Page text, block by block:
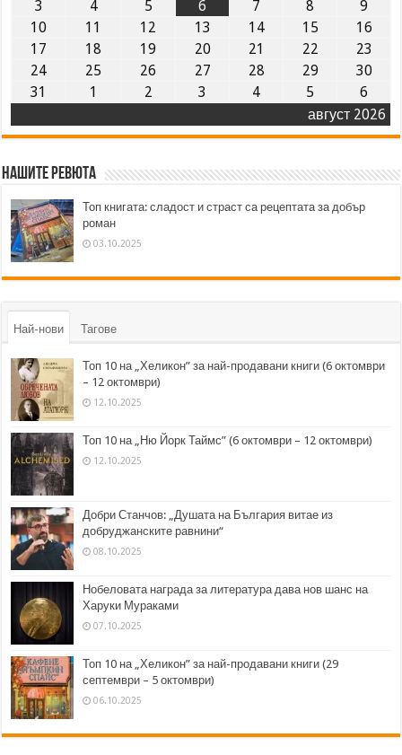
август 2026
3 4 5 6 7 8
9
10
11 12 13 14 15
16
17
18 19 20 21 22
23
24
25 26 27 28 29
30
31
1 2 3 4 5 6
Нашите ревюта
Топ книгата: сладост и страст са рецептата за добър
роман
03.10.2025
Най-нови Тагове
Топ 10 на „Хеликон” за най-продавани книги (6 октомври
– 12 октомври)
12.10.2025
Топ 10 на „Ню Йорк Таймс” (6 октомври – 12 октомври)
12.10.2025
Добри Станчов: „Душата на България витае из
добруджанските равнини“
08.10.2025
Нобеловата награда за литература дава нов шанс на
Харуки Мураками
07.10.2025
Топ 10 на „Хеликон” за най-продавани книги (29
септември – 5 октомври)
06.10.2025